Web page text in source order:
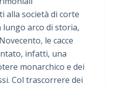
alla società di corte
lungo arco di storia,
le cacce
infatti, una
monarchico e dei
Col trascorrere dei